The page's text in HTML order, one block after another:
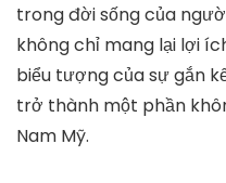
trong đời sống của
không chỉ mang lại lợi
biểu tượng của sự gắn
trở thành một phần
Nam Mỹ.